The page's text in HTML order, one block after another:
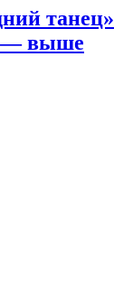
танец»
— выше